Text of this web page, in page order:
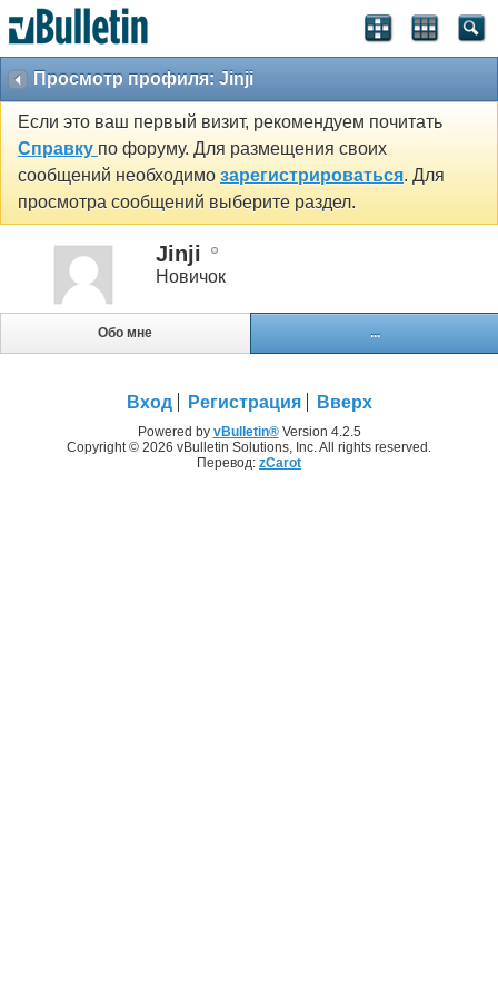
Просмотр профиля: Jinji
Если это ваш первый визит, рекомендуем почитать
Справку по форуму. Для размещения своих
сообщений необходимо зарегистрироваться. Для
просмотра сообщений выберите раздел.
Jinji
Новичок
Обо мне ...
Вход Регистрация Вверх
Powered by vBulletin®Version 4.2.5
Copyright © 2026 vBulletin Solutions, Inc. All rights reserved.
Перевод: zCarot